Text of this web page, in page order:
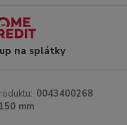
na splátky
0043400268
150 mm